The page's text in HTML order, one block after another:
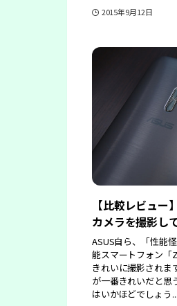
2015年9月12日
【比較レビュ
カメラを撮影し
ASUS自ら、「性能
能スマートフォン「
きれいに撮影されま
が一番きれいだと思
はいかほどでしょう...